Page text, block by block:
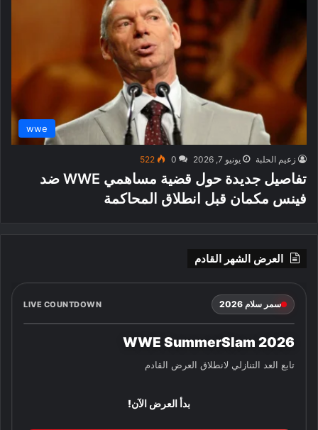
wwe
زعيم الحلبة يونيو 7, 2026 0
522
تفاصيل جديدة حول قضية مساهمي WWE ضد
فينس مكمان قبل انطلاق المحاكمة
العرض الشهر القادم
سمر سلام 2026 LIVE COUNTDOWN
WWE SummerSlam 2026
تابع العد التنازلي لانطلاق العرض القادم
بدأ العرض الآن!